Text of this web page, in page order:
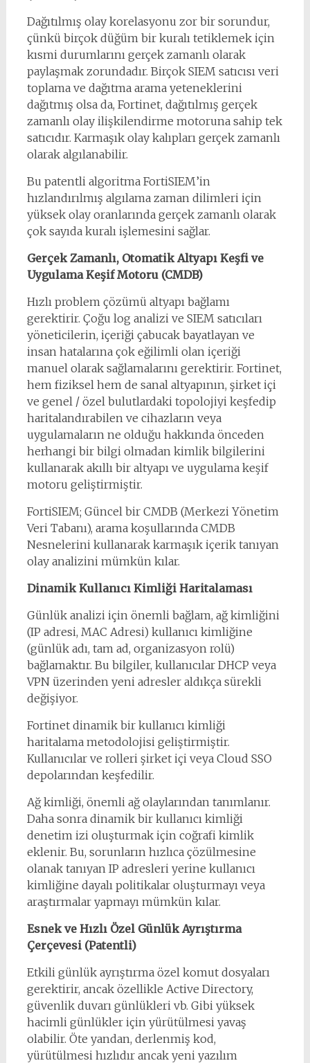
Dağıtılmış olay korelasyonu zor bir sorundur,
çünkü birçok düğüm bir kuralı tetiklemek için
kısmi durumlarını gerçek zamanlı olarak
paylaşmak zorundadır. Birçok SIEM satıcısı veri
toplama ve dağıtma arama yeteneklerini
dağıtmış olsa da, Fortinet, dağıtılmış gerçek
zamanlı olay ilişkilendirme motoruna sahip tek
satıcıdır. Karmaşık olay kalıpları gerçek zamanlı
olarak algılanabilir.
Bu patentli algoritma FortiSIEM’in
hızlandırılmış algılama zaman dilimleri için
yüksek olay oranlarında gerçek zamanlı olarak
çok sayıda kuralı işlemesini sağlar.
Gerçek Zamanlı, Otomatik Altyapı Keşfi ve
Uygulama Keşif Motoru (CMDB)
Hızlı problem çözümü altyapı bağlamı
gerektirir. Çoğu log analizi ve SIEM satıcıları
yöneticilerin, içeriği çabucak bayatlayan ve
insan hatalarına çok eğilimli olan içeriği
manuel olarak sağlamalarını gerektirir. Fortinet,
hem fiziksel hem de sanal altyapının, şirket içi
ve genel / özel bulutlardaki topolojiyi keşfedip
haritalandırabilen ve cihazların veya
uygulamaların ne olduğu hakkında önceden
herhangi bir bilgi olmadan kimlik bilgilerini
kullanarak akıllı bir altyapı ve uygulama keşif
motoru geliştirmiştir.
FortiSIEM; Güncel bir CMDB (Merkezi Yönetim
Veri Tabanı), arama koşullarında CMDB
Nesnelerini kullanarak karmaşık içerik tanıyan
olay analizini mümkün kılar.
Dinamik Kullanıcı Kimliği Haritalaması
Günlük analizi için önemli bağlam, ağ kimliğini
(IP adresi, MAC Adresi) kullanıcı kimliğine
(günlük adı, tam ad, organizasyon rolü)
bağlamaktır. Bu bilgiler, kullanıcılar DHCP veya
VPN üzerinden yeni adresler aldıkça sürekli
değişiyor.
Fortinet dinamik bir kullanıcı kimliği
haritalama metodolojisi geliştirmiştir.
Kullanıcılar ve rolleri şirket içi veya Cloud SSO
depolarından keşfedilir.
Ağ kimliği, önemli ağ olaylarından tanımlanır.
Daha sonra dinamik bir kullanıcı kimliği
denetim izi oluşturmak için coğrafi kimlik
eklenir. Bu, sorunların hızlıca çözülmesine
olanak tanıyan IP adresleri yerine kullanıcı
kimliğine dayalı politikalar oluşturmayı veya
araştırmalar yapmayı mümkün kılar.
Esnek ve Hızlı Özel Günlük Ayrıştırma
Çerçevesi (Patentli)
Etkili günlük ayrıştırma özel komut dosyaları
gerektirir, ancak özellikle Active Directory,
güvenlik duvarı günlükleri vb. Gibi yüksek
hacimli günlükler için yürütülmesi yavaş
olabilir. Öte yandan, derlenmiş kod,
yürütülmesi hızlıdır ancak yeni yazılım